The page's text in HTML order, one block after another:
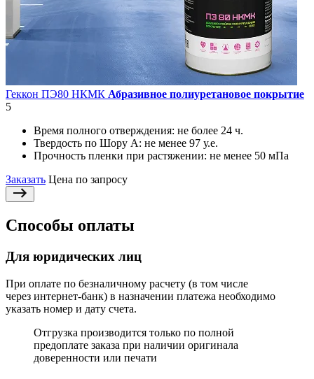
Геккон ПЭ80 НКМК Абразивное полиуретановое покрытие
5
Время полного отверждения: не более 24 ч.
Твердость по Шору А: не менее 97 у.е.
Прочность пленки при растяжении: не менее 50 мПа
Заказать Цена по запросу
Способы оплаты
Для юридических лиц
При оплате по безналичному расчету (в том числе
через интернет-банк) в назначении платежа необходимо
указать номер и дату счета.
Отгрузка производится только по полной
предоплате заказа при наличии оригинала
доверенности или печати